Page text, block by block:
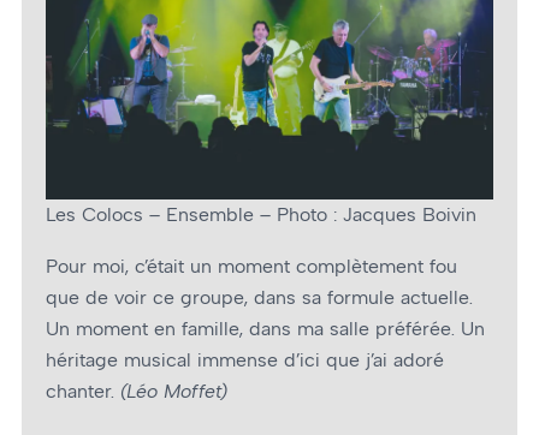
Les Colocs – Ensemble – Photo : Jacques Boivin
Pour moi, c’était un moment complètement fou
que de voir ce groupe, dans sa formule actuelle.
Un moment en famille, dans ma salle préférée. Un
héritage musical immense d’ici que j’ai adoré
chanter. (Léo Moffet)